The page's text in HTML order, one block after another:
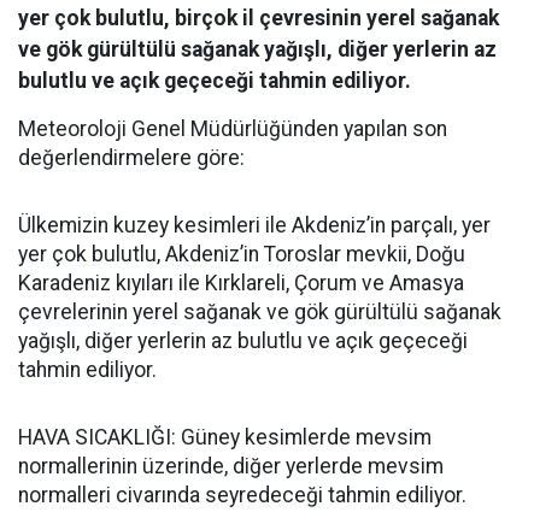
yer çok bulutlu, birçok il çevresinin yerel sağanak
ve gök gürültülü sağanak yağışlı, diğer yerlerin az
bulutlu ve açık geçeceği tahmin ediliyor.
Meteoroloji Genel Müdürlüğünden yapılan son
değerlendirmelere göre:
Ülkemizin kuzey kesimleri ile Akdeniz’in parçalı, yer
yer çok bulutlu, Akdeniz’in Toroslar mevkii, Doğu
Karadeniz kıyıları ile Kırklareli, Çorum ve Amasya
çevrelerinin yerel sağanak ve gök gürültülü sağanak
yağışlı, diğer yerlerin az bulutlu ve açık geçeceği
tahmin ediliyor.
HAVA SICAKLIĞI: Güney kesimlerde mevsim
normallerinin üzerinde, diğer yerlerde mevsim
normalleri civarında seyredeceği tahmin ediliyor.